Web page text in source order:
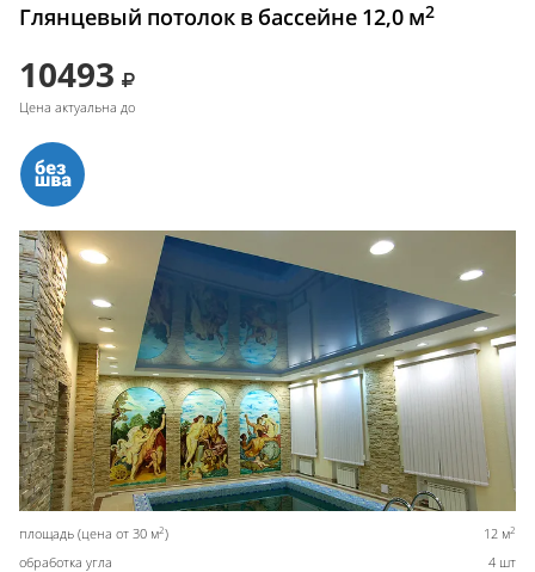
Глянцевый потолок в бассейне 12,0 м2
10493
Цена актуальна до
площадь (цена от 30 м2) 12 м2
обработка угла 4 шт